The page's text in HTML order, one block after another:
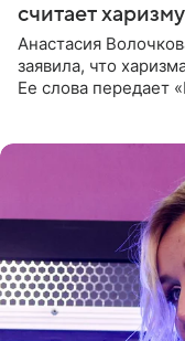
считает
Анастасия
заявила, что
Ее слова передает